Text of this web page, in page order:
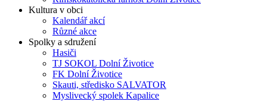
Kultura v obci
Kalendář akcí
Různé akce
Spolky a sdružení
Hasiči
TJ SOKOL Dolní Životice
FK Dolní Životice
Skauti, středisko SALVATOR
Myslivecký spolek Kapalice